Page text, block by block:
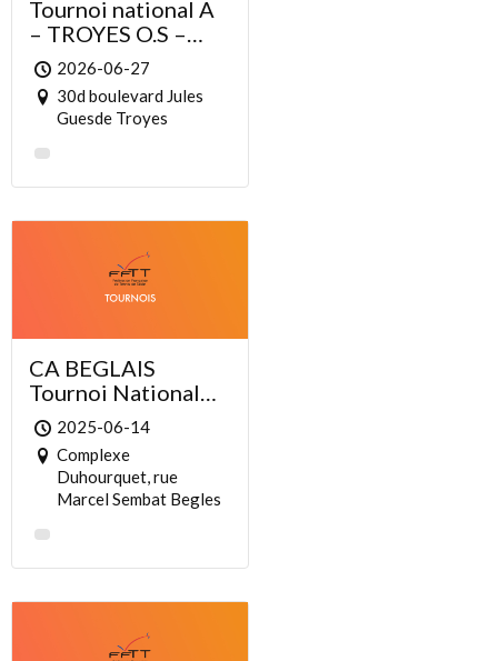
Tournoi national A
– TROYES O.S –
NOËS – Édition
2026
2026-06-27
30d boulevard Jules
Guesde Troyes
CA BEGLAIS
Tournoi National
20252025-06-14
Complexe
Duhourquet, rue
Marcel Sembat Begles